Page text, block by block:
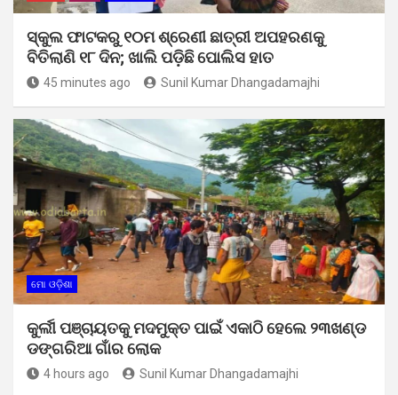
ସ୍କୁଲ ଫାଟକରୁ ୧୦ମ ଶ୍ରେଣୀ ଛାତ୍ରୀ ଅପହରଣକୁ
ବିତିଲାଣି ୧୮ ଦିନ; ଖାଲି ପଡ଼ିଛି ପୋଲିସ ହାତ
45 minutes ago Sunil Kumar Dhangadamajhi
ମୋ ଓଡ଼ିଶା
କୁର୍ଲୀ ପଞ୍ଚାୟତକୁ ମଦମୁକ୍ତ ପାଇଁ ଏକାଠି ହେଲେ ୨୩ଖଣ୍ଡ
ଡଙ୍ଗରିଆ ଗାଁର ଲୋକ
4 hours ago Sunil Kumar Dhangadamajhi